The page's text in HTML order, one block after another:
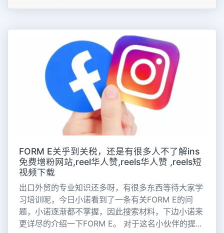
FORM E关乎到关税，还是有很多人不了解ins
免费增粉网站,reel华人赞,reels华人赞 ,reels短
视频下载
出口外贸的专业知识还多呀，有很多东西等待大家学
习培训呢，今日小诺看到了一条有关FORM E的问
题，小诺逐渐都不掌握，因此搜索材料，下边小诺来
更详尽的介绍一下FORM E。 对于这名小伙伴的提...